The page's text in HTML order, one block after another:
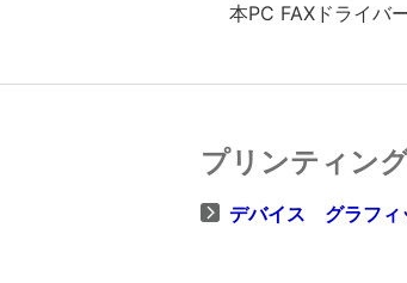
本PC FAXドライバ
プリンティン
デバイス グラフ